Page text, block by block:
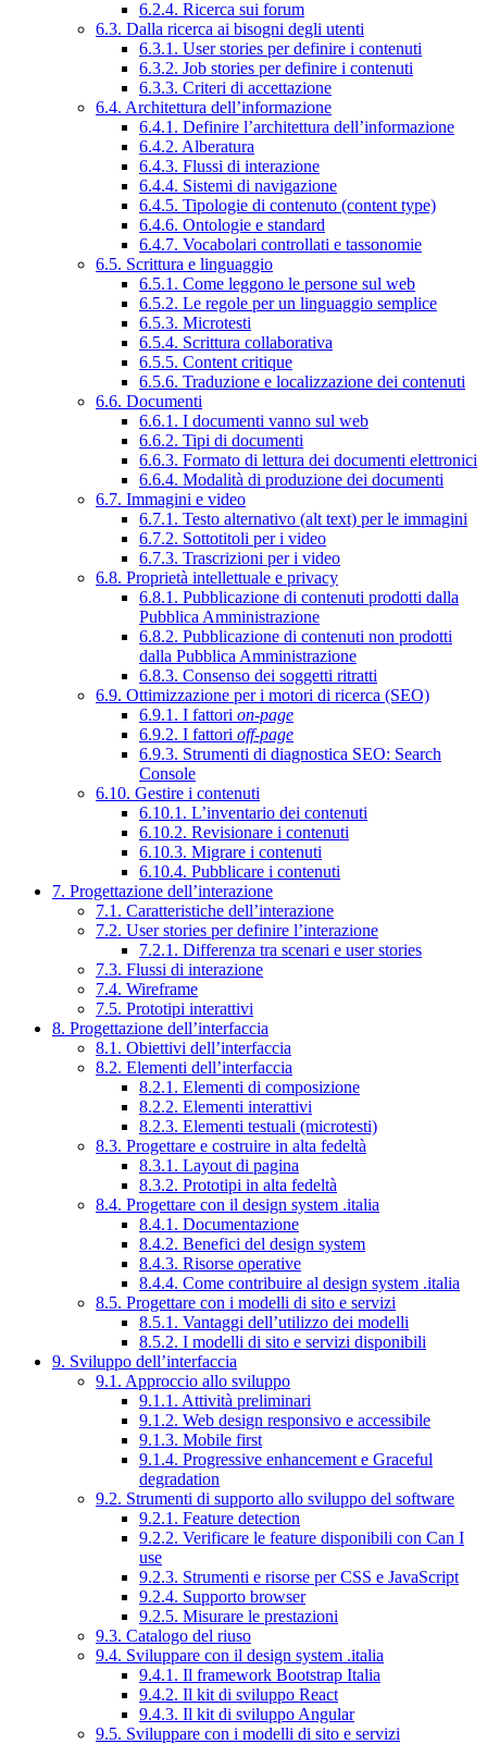
6.2.4. Ricerca sui forum
6.3. Dalla ricerca ai bisogni degli utenti
6.3.1. User stories per definire i contenuti
6.3.2. Job stories per definire i contenuti
6.3.3. Criteri di accettazione
6.4. Architettura dell’informazione
6.4.1. Definire l’architettura dell’informazione
6.4.2. Alberatura
6.4.3. Flussi di interazione
6.4.4. Sistemi di navigazione
6.4.5. Tipologie di contenuto (content type)
6.4.6. Ontologie e standard
6.4.7. Vocabolari controllati e tassonomie
6.5. Scrittura e linguaggio
6.5.1. Come leggono le persone sul web
6.5.2. Le regole per un linguaggio semplice
6.5.3. Microtesti
6.5.4. Scrittura collaborativa
6.5.5. Content critique
6.5.6. Traduzione e localizzazione dei contenuti
6.6. Documenti
6.6.1. I documenti vanno sul web
6.6.2. Tipi di documenti
6.6.3. Formato di lettura dei documenti elettronici
6.6.4. Modalità di produzione dei documenti
6.7. Immagini e video
6.7.1. Testo alternativo (alt text) per le immagini
6.7.2. Sottotitoli per i video
6.7.3. Trascrizioni per i video
6.8. Proprietà intellettuale e privacy
6.8.1. Pubblicazione di contenuti prodotti dalla
Pubblica Amministrazione
6.8.2. Pubblicazione di contenuti non prodotti
dalla Pubblica Amministrazione
6.8.3. Consenso dei soggetti ritratti
6.9. Ottimizzazione per i motori di ricerca (SEO)
6.9.1. I fattori on-page
6.9.2. I fattori off-page
6.9.3. Strumenti di diagnostica SEO: Search
Console
6.10. Gestire i contenuti
6.10.1. L’inventario dei contenuti
6.10.2. Revisionare i contenuti
6.10.3. Migrare i contenuti
6.10.4. Pubblicare i contenuti
7. Progettazione dell’interazione
7.1. Caratteristiche dell’interazione
7.2. User stories per definire l’interazione
7.2.1. Differenza tra scenari e user stories
7.3. Flussi di interazione
7.4. Wireframe
7.5. Prototipi interattivi
8. Progettazione dell’interfaccia
8.1. Obiettivi dell’interfaccia
8.2. Elementi dell’interfaccia
8.2.1. Elementi di composizione
8.2.2. Elementi interattivi
8.2.3. Elementi testuali (microtesti)
8.3. Progettare e costruire in alta fedeltà
8.3.1. Layout di pagina
8.3.2. Prototipi in alta fedeltà
8.4. Progettare con il design system .italia
8.4.1. Documentazione
8.4.2. Benefici del design system
8.4.3. Risorse operative
8.4.4. Come contribuire al design system .italia
8.5. Progettare con i modelli di sito e servizi
8.5.1. Vantaggi dell’utilizzo dei modelli
8.5.2. I modelli di sito e servizi disponibili
9. Sviluppo dell’interfaccia
9.1. Approccio allo sviluppo
9.1.1. Attività preliminari
9.1.2. Web design responsivo e accessibile
9.1.3. Mobile first
9.1.4. Progressive enhancement e Graceful
degradation
9.2. Strumenti di supporto allo sviluppo del software
9.2.1. Feature detection
9.2.2. Verificare le feature disponibili con Can I
use
9.2.3. Strumenti e risorse per CSS e JavaScript
9.2.4. Supporto browser
9.2.5. Misurare le prestazioni
9.3. Catalogo del riuso
9.4. Sviluppare con il design system .italia
9.4.1. Il framework Bootstrap Italia
9.4.2. Il kit di sviluppo React
9.4.3. Il kit di sviluppo Angular
9.5. Sviluppare con i modelli di sito e servizi